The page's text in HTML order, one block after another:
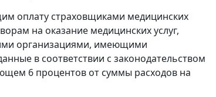
оплату страховщиками медицинских
на оказание медицинских услуг,
организациями, имеющими
в соответствии с законодательством
6 процентов от суммы расходов на